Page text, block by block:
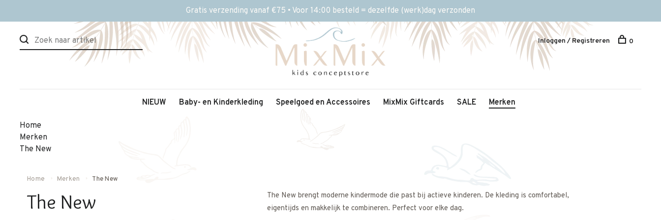
Gratis verzending vanaf €75 • Voor 14:00 besteld = dezelfde (werk)dag verzonden
NIEUW Baby- en Kinderkleding Speelgoed en Accessoires MixMix Giftcards SALE Merken
Inloggen / Registreren 0
Home
Merken
The New
Home Merken The New
The New
The New brengt moderne kindermode die past bij actieve kinderen. De kleding is comfortabel,
eigentijds en makkelijk te combineren. Perfect voor elke dag.